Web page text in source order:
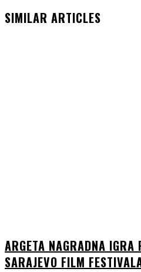
SIMILAR ARTICLES
ARGETA NAGRADNA
SARAJEVO FILM